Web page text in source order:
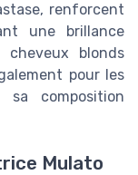
renforcent
une brillance
blonds
pour les
composition
Mulato